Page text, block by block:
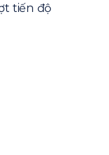
tiến độ